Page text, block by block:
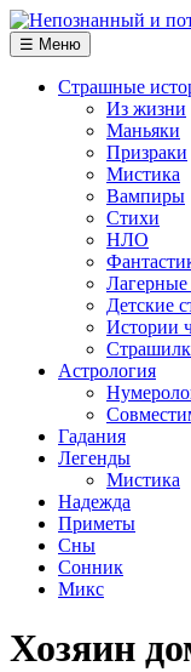
☰ Меню
Страшные
Из жизни
Маньяки
Призраки
Мистика
Вампиры
Стихи
НЛО
Лагерные
Детские
Истории
Астрология
Гадания
Легенды
Мистика
Надежда
Приметы
Сны
Сонник
Микс
Хозяин